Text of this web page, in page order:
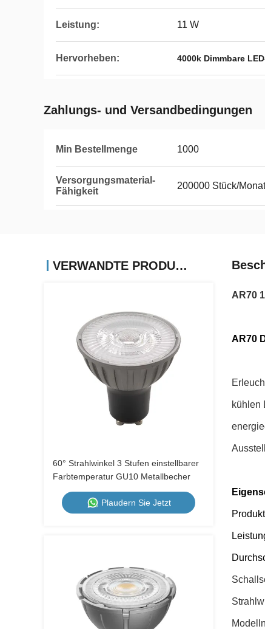
Leistung: 11 W
Hervorheben: 4000k Dimmbare
Zahlungs- und Versandbedingungen
Min Bestellmenge 1000
Versorgungsmaterial-
Fähigkeit
200000 Stück/Monat
VERWANDTE PRODUKTE
60° Strahlwinkel 3 Stufen einstellbarer
Farbtemperatur GU10 Metallbecher
Plaudern Sie Jetzt
AR70
AR70
kühlen